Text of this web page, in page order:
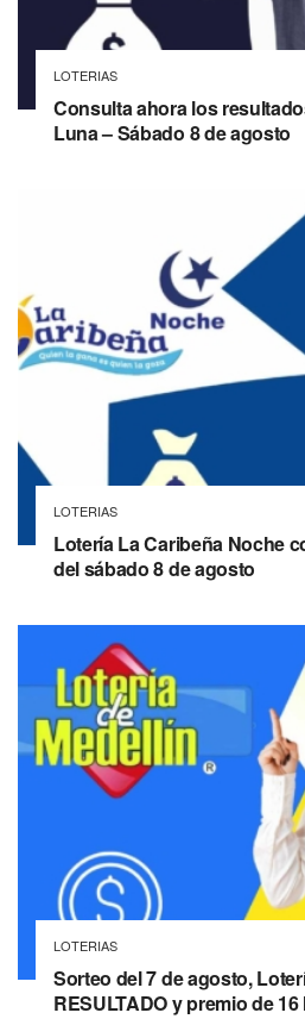
LOTERIAS
Consulta ahora los
Luna – Sábado 8 de agosto
LOTERIAS
Lotería La Caribeña Noche
del sábado 8 de agosto
LOTERIAS
Sorteo del 7 de agosto,
RESULTADO y premio de 16